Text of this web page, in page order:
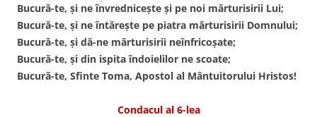
Bucură-te, şi ne învredniceşte şi pe noi mărturisirii Lui;
Bucură-te, şi ne întăreşte pe piatra mărturisirii Domnului;
Bucură-te, şi dă-ne mărturisirii neînfricoşate;
Bucură-te, şi din ispita îndoielilor ne scoate;
Bucură-te, Sfinte Toma, Apostol al Mântuitorului Hristos!
Condacul al 6-lea